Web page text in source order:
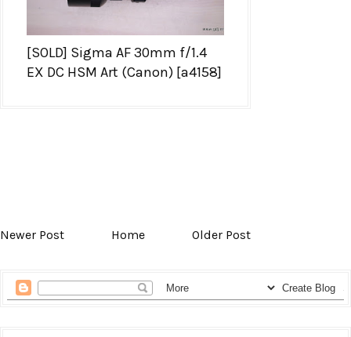
[SOLD] Sigma AF 30mm f/1.4
EX DC HSM Art (Canon) [a4158]
Newer Post Home Older Post